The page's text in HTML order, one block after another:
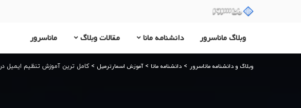
وبلاگ ماناسرور دانشنامه مانا مقالات وبلاگ ماناسرور
وبلاگ و دانشنامه ماناسرور > دانشنامه مانا >آموزش اسمارترمیل >کامل ترین آموزش تنظیم ایمیل در Outlook